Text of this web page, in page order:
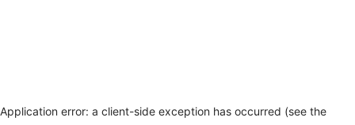
Application error: a client-side exception has occurred (see the